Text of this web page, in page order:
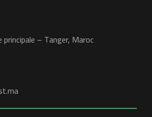
– Tanger, Maroc